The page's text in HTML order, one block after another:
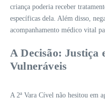
criança poderia receber
específicas dela. Além disso,
acompanhamento médico vital
A Decisão: Justiça
Vulneráveis
A 2ª Vara Cível não hesitou em